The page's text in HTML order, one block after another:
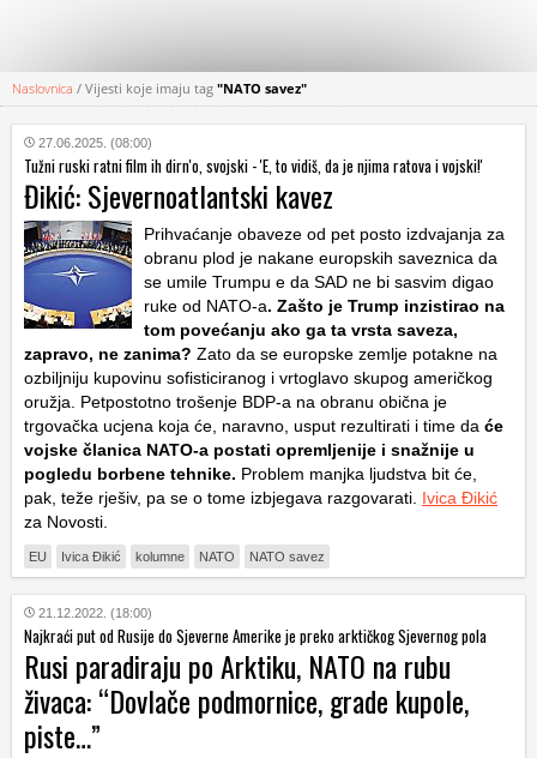
KATEGORIJE
HRVATSKI
WEB
Naslovnica / Vijesti koje imaju tag "NATO savez"
27.06.2025. (08:00)
Tužni ruski ratni film ih dirn'o, svojski - 'E, to vidiš, da je njima ratova i vojski!'
Đikić: Sjevernoatlantski kavez
Prihvaćanje obaveze od pet posto izdvajanja za
obranu plod je nakane europskih saveznica da
se umile Trumpu e da SAD ne bi sasvim digao
ruke od NATO-a. Zašto je Trump inzistirao na
tom povećanju ako ga ta vrsta saveza,
zapravo, ne zanima? Zato da se europske zemlje potakne na
ozbiljniju kupovinu sofisticiranog i vrtoglavo skupog američkog
oružja. Petpostotno trošenje BDP-a na obranu obična je
trgovačka ucjena koja će, naravno, usput rezultirati i time da će
vojske članica NATO-a postati opremljenije i snažnije u
pogledu borbene tehnike. Problem manjka ljudstva bit će,
pak, teže rješiv, pa se o tome izbjegava razgovarati. Ivica Đikić
za Novosti.
EU Ivica Đikić kolumne NATO NATO savez
21.12.2022. (18:00)
Najkraći put od Rusije do Sjeverne Amerike je preko arktičkog Sjevernog pola
Rusi paradiraju po Arktiku, NATO na rubu
živaca: “Dovlače podmornice, grade kupole,
piste…”